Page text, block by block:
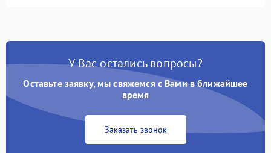
У Вас остались вопросы?
Оставьте заявку, мы свяжемся с Вами в ближайшее
время
Заказать звонок